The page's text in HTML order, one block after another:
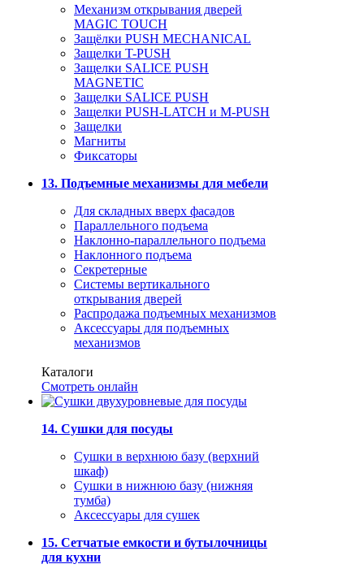
Механизм открывания дверей
MAGIC TOUCH
Защёлки PUSH MECHANICAL
Защелки T-PUSH
Защелки SALICE PUSH
MAGNETIC
Защелки SALICE PUSH
Защелки PUSH-LATCH и M-PUSH
Защелки
Магниты
Фиксаторы
13. Подъемные механизмы для мебели
Для складных вверх фасадов
Параллельного подъема
Наклонно-параллельного подъема
Наклонного подъема
Секретерные
Системы вертикального
открывания дверей
Распродажа подъемных механизмов
Аксессуары для подъемных
механизмов
Каталоги
Смотреть онлайн
14. Сушки для посуды
Сушки в верхнюю базу (верхний
шкаф)
Сушки в нижнюю базу (нижняя
тумба)
Аксессуары для сушек
15. Сетчатые емкости и бутылочницы
для кухни